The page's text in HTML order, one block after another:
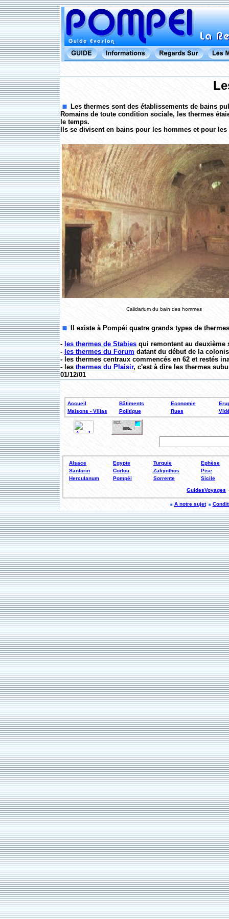
Les thermes sont des établissements de bains
Romains de toute condition sociale, les thermes
le temps.
Ils se divisent en bains pour les hommes et pour les
Calidarium du bain des hommes
Il existe à Pompéi quatre grands types de
- les thermes de Stabies qui remontent au deuxième
- les thermes du Forum datant du début de la
- les thermes centraux commencés en 62 et restés
- les thermes du Plaisir, c'est à dire les thermes
01/12/01
Accueil Bâtiments Economie
Maisons - Villas
Politique Rues
Alsace Egypte Turquie
Ephèse
Santorin
Corfou Zakynthos
Pise
Herculanum
Pompéi Sorrente Sicile
GuidesVoyages
A notre sujet